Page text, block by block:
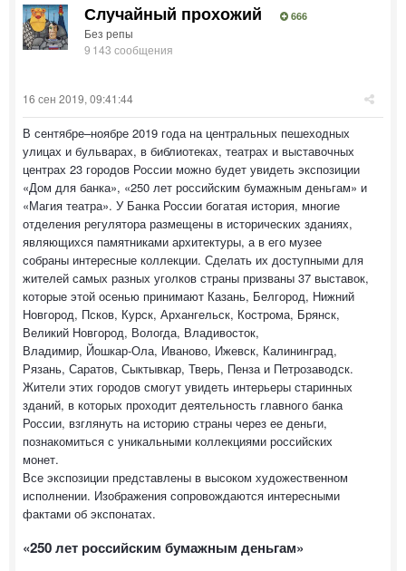
Случайный прохожий 666
Без репы
9 143 сообщения
16 сен 2019, 09:41:44
В сентябре–ноябре 2019 года на центральных пешеходных
улицах и бульварах, в библиотеках, театрах и выставочных
центрах 23 городов России можно будет увидеть экспозиции
«Дом для банка», «250 лет российским бумажным деньгам» и
«Магия театра». У Банка России богатая история, многие
отделения регулятора размещены в исторических зданиях,
являющихся памятниками архитектуры, а в его музее
собраны интересные коллекции. Сделать их доступными для
жителей самых разных уголков страны призваны 37 выставок,
которые этой осенью принимают Казань, Белгород, Нижний
Новгород, Псков, Курск, Архангельск, Кострома, Брянск,
Великий Новгород, Вологда, Владивосток,
Владимир, Йошкар-Ола, Иваново, Ижевск, Калининград,
Рязань, Саратов, Сыктывкар, Тверь, Пенза и Петрозаводск.
Жители этих городов смогут увидеть интерьеры старинных
зданий, в которых проходит деятельность главного банка
России, взглянуть на историю страны через ее деньги,
познакомиться с уникальными коллекциями российских
монет.
Все экспозиции представлены в высоком художественном
исполнении. Изображения сопровождаются интересными
фактами об экспонатах.
«250 лет российским бумажным деньгам»